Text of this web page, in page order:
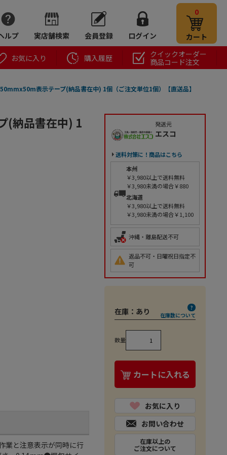
ルプ 実店舗検索 会員登録 ログイン
0
カート
お気に入り 購入履歴
クイックオーダー
商品コード注文
表示テープ(納品書在中) 1個（ご注文単位1個）【直送品】
(納品書在中) 1
と注意表示が同時に行
発送元
エスコ
送料対策に！商品はこちら
本州
￥3,980以上で送料無料
￥3,980未満の場合￥880
北海道
￥3,980以上で送料無料
￥3,980未満の場合￥1,100
沖縄・離島配送不可
返品不可・日曜祝日指定不
可
在庫： あり 在庫数について
数量
カートに入れる
お気に入り
お問い合わせ
在庫以上の
ご注文について